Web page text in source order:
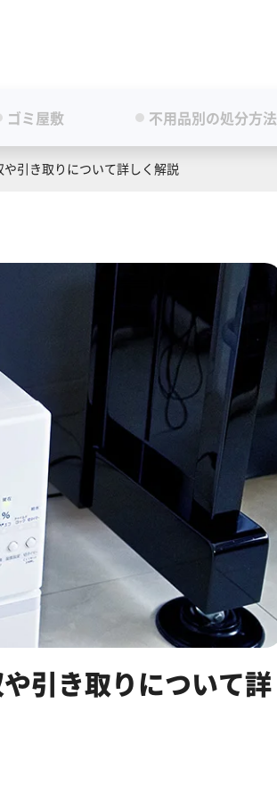
ゴミ屋敷 不用品別の処分方法
引き取りについて詳しく解説
引き取りについて詳